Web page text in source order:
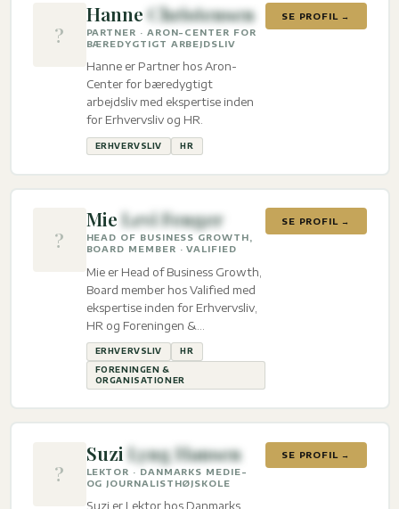
?
HanneChristensen
PARTNER · ARON-CENTER FOR
BÆREDYGTIGT ARBEJDSLIV
Hanne er Partner hos Aron-
Center for bæredygtigt
arbejdsliv med ekspertise inden
for Erhvervsliv og HR.
ERHVERVSLIV HR
SE PROFIL →
?
MieLevi Fenger
HEAD OF BUSINESS GROWTH,
BOARD MEMBER · VALIFIED
Mie er Head of Business Growth,
Board member hos Valified med
ekspertise inden for Erhvervsliv,
HR og Foreningen &
organisationer.
ERHVERVSLIV
HR
FORENINGEN &
ORGANISATIONER
SE PROFIL →
?
SuziLyng Hansen
LEKTOR · DANMARKS MEDIE-
OG JOURNALISTHØJSKOLE
Suzi er Lektor hos Danmarks
SE PROFIL →